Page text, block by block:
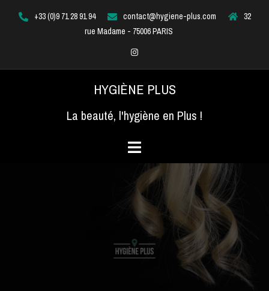
+33 (0)9 71 28 91 94 contact@hygiene-plus.com
32
rue Madame - 75006 PARIS
Instagram
HYGIÈNE PLUS
La beauté, l'hygiène en Plus !